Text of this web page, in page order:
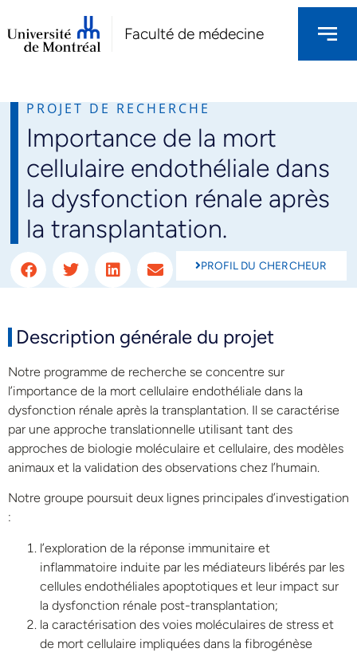
Faculté de médecine
NOS PROJETS DE RECHERCHES
PROJET DE RECHERCHE
Importance de la mort
cellulaire endothéliale dans
la dysfonction rénale après
la transplantation.
PROFIL DU CHERCHEUR
Description générale du projet
Notre programme de recherche se concentre sur
l’importance de la mort cellulaire endothéliale dans la
dysfonction rénale après la transplantation. Il se caractérise
par une approche translationnelle utilisant tant des
approches de biologie moléculaire et cellulaire, des modèles
animaux et la validation des observations chez l’humain.
Notre groupe poursuit deux lignes principales d’investigation
:
l’exploration de la réponse immunitaire et
inflammatoire induite par les médiateurs libérés par les
cellules endothéliales apoptotiques et leur impact sur
la dysfonction rénale post-transplantation;
la caractérisation des voies moléculaires de stress et
de mort cellulaire impliquées dans la fibrogénèse